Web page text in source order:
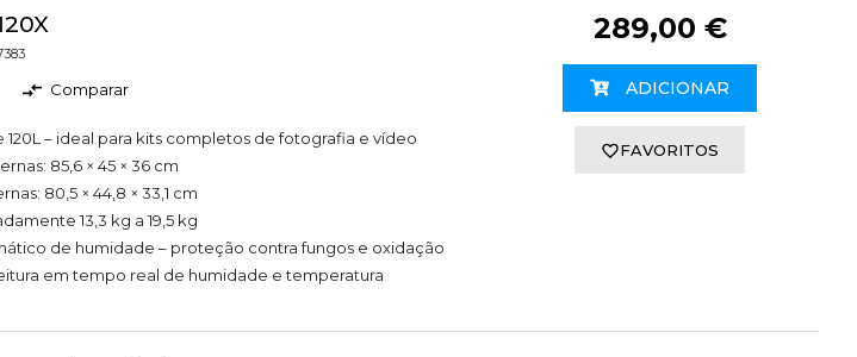
Comparar
120L – ideal para kits completos de fotografia e vídeo
85,6 × 45 × 36 cm
80,5 × 44,8 × 33,1 cm
13,3 kg a 19,5 kg
de humidade – proteção contra fungos e oxidação
em tempo real de humidade e temperatura
289,00 €
ADICIONAR
FAVORITOS